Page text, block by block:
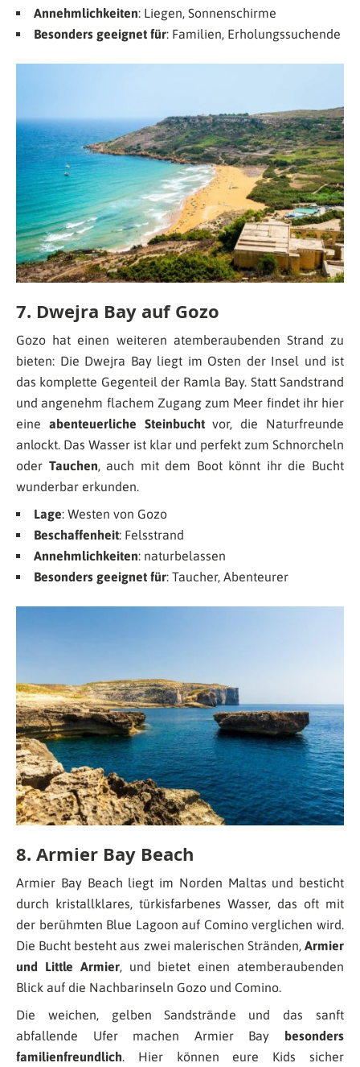
Annehmlichkeiten: Liegen, Sonnenschirme
Besonders geeignet für: Familien, Erholungssuchende
7. Dwejra Bay auf Gozo
Gozo hat einen weiteren atemberaubenden Strand zu
bieten: Die Dwejra Bay liegt im Osten der Insel und ist
das komplette Gegenteil der Ramla Bay. Statt Sandstrand
und angenehm flachem Zugang zum Meer findet ihr hier
eine abenteuerliche Steinbuchtvor, die Naturfreunde
anlockt. Das Wasser ist klar und perfekt zum Schnorcheln
oder Tauchen, auch mit dem Boot könnt ihr die Bucht
wunderbar erkunden.
Lage: Westen von Gozo
Beschaffenheit: Felsstrand
Annehmlichkeiten: naturbelassen
Besonders geeignet für: Taucher, Abenteurer
8. Armier Bay Beach
Armier Bay Beach liegt im Norden Maltas und besticht
durch kristallklares, türkisfarbenes Wasser, das oft mit
der berühmten Blue Lagoon auf Comino verglichen wird.
Die Bucht besteht aus zwei malerischen Stränden, Armier
und Little Armier, und bietet einen atemberaubenden
Blick auf die Nachbarinseln Gozo und Comino.
Die weichen, gelben Sandstrände und das sanft
abfallende Ufer machen Armier Bay
besonders
familienfreundlich. Hier können eure Kids sicher